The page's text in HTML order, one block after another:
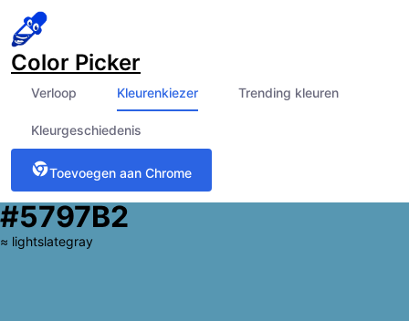
Color Picker
Verloop Kleurenkiezer Trending kleuren
Kleurgeschiedenis
Toevoegen aan Chrome
#5797B2
≈ lightslategray